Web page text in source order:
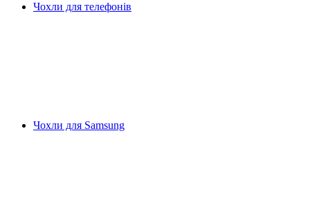
Чохли для телефонів
Чохли для Samsung